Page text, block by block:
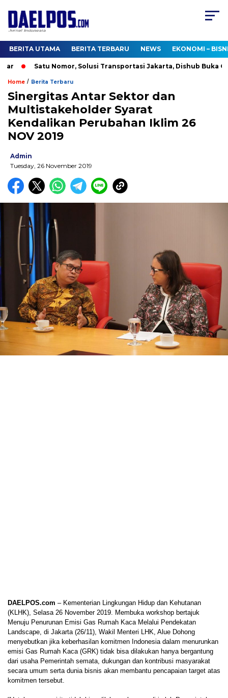
BERITA UTAMA BERITA TERBARU NEWS EKONOMI –
Satu Nomor, Solusi Transportasi Jakarta, Dishub Buka Call
Home / Berita Terbaru
Sinergitas Antar Sektor dan
Multistakeholder Syarat
Kendalikan Perubahan Iklim 26
NOV 2019
Admin
Tuesday, 26 November 2019
DAELPOS.com – Kementerian Lingkungan Hidup dan Kehutanan
(KLHK), Selasa 26 November 2019. Membuka workshop bertajuk
Menuju Penurunan Emisi Gas Rumah Kaca Melalui Pendekatan
Landscape, di Jakarta (26/11), Wakil Menteri LHK, Alue Dohong
menyebutkan jika keberhasilan komitmen Indonesia dalam menurunkan
emisi Gas Rumah Kaca (GRK) tidak bisa dilakukan hanya bergantung
dari usaha Pemerintah semata, dukungan dan kontribusi masyarakat
secara umum serta dunia bisnis akan membantu pencapaian target atas
komitmen tersebut.